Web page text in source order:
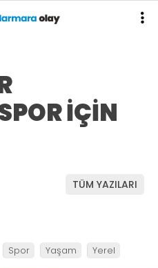
İÇİN
TÜM YAZILARI
Spor Yaşam Yerel